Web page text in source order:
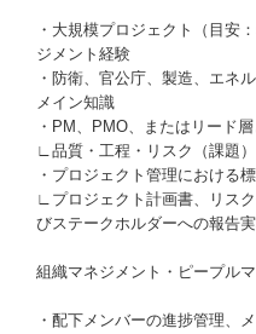
・大規模プロジェクト（目安
ジメント経験
・防衛、官公庁、製造、エネ
メイン知識
・PM、PMO、またはリード
∟品質・工程・リスク（課題
・プロジェクト管理における
∟プロジェクト計画書、リス
びステークホルダーへの報告
組織マネジメント・ピープル
・配下メンバーの進捗管理、